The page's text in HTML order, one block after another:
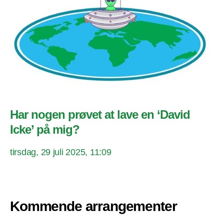
Har nogen prøvet at lave en ‘David
Icke’ på mig?
tirsdag, 29 juli 2025, 11:09
Kommende arrangementer